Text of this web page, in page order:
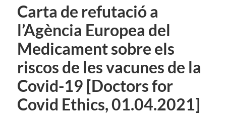
Carta de refutació a
l’Agència Europea del
Medicament sobre els
riscos de les vacunes de la
Covid-19 [Doctors for
Covid Ethics, 01.04.2021]